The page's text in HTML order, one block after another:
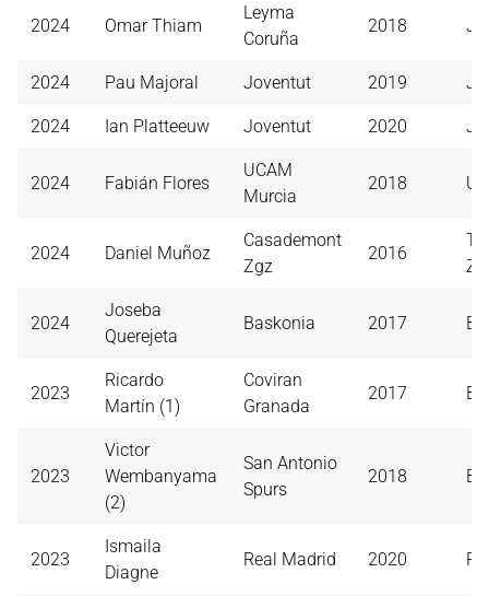
2024 Omar Thiam
Leyma
Coruña
2018
2024 Pau Majoral Joventut 2019
2024 Ian Platteeuw Joventut 2020
2024 Fabián Flores
UCAM
Murcia
2018
2024 Daniel Muñoz
Casademont
Zgz
2016
2024
Joseba
Querejeta
Baskonia 2017
2023
Ricardo
Martín (1)
Coviran
Granada
2017
2023
Victor
Wembanyama
(2)
San Antonio
Spurs
2018
2023
Ismaila
Diagne
Real Madrid 2020